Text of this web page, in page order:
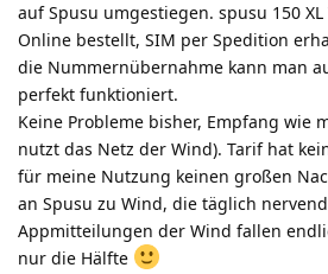
auf Spusu umgestiegen. spusu 150
Online bestellt, SIM per Spedition
die Nummernübernahme kann man
perfekt funktioniert.
Keine Probleme bisher, Empfang wie
nutzt das Netz der Wind). Tarif hat
für meine Nutzung keinen großen
an Spusu zu Wind, die täglich
Appmitteilungen der Wind fallen
nur die Hälfte